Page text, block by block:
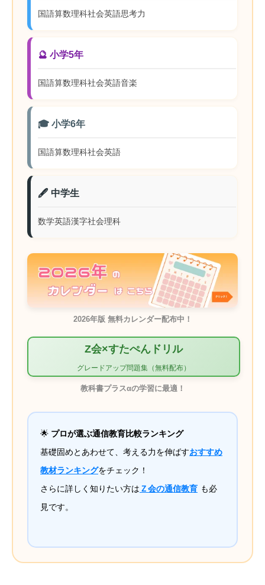
国語算数理科社会英語思考力
🔮 小学5年
国語算数理科社会英語音楽
🎓 小学6年
国語算数理科社会英語
🖋️ 中学生
数学英語漢字社会理科
2026年版 無料カレンダー配布中！
Z会×すたぺんドリル
グレードアップ問題集（無料配布）
教科書プラスαの学習に最適！
🌟 プロが選ぶ通信教育比較ランキング
基礎固めとあわせて、考える力を伸ばすおすすめ
教材ランキングをチェック！
さらに詳しく知りたい方は Ｚ会の通信教育 も必
見です。